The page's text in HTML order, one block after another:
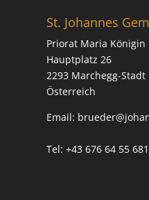
St. Johannes
Priorat Maria Königin
Hauptplatz 26
2293 Marchegg-Stadt
Österreich
Email:
Tel: +43 676 64 55 681